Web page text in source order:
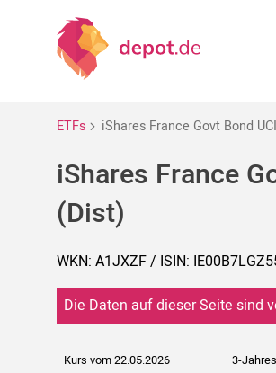
ETFs iShares France Govt Bond
iShares France
(Dist)
WKN: A1JXZF / ISIN:
Die Daten auf dieser Seite sind
Kurs vom 22.05.2026 3-